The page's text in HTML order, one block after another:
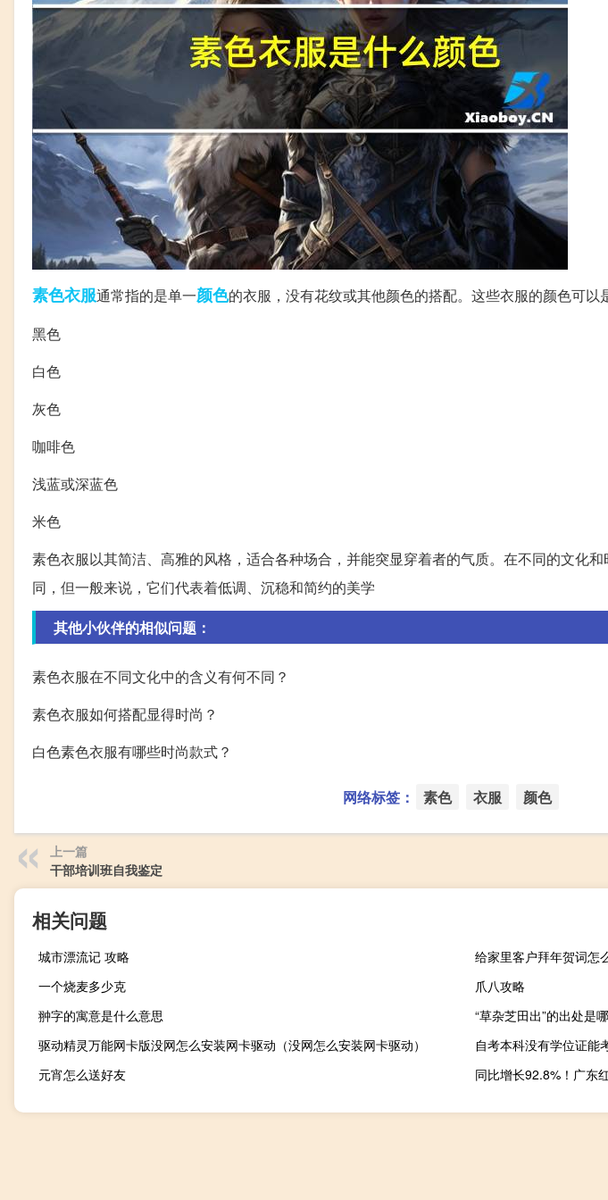
素色衣服通常指的是单一颜色的衣服，没有花纹或其他颜色的搭配。这些衣服的颜色可以
黑色
白色
灰色
咖啡色
浅蓝或深蓝色
米色
素色衣服以其简洁、高雅的风格，适合各种场合，并能突显穿着者的气质。在不同的文化
同，但一般来说，它们代表着低调、沉稳和简约的美学
其他小伙伴的相似问题：
素色衣服在不同文化中的含义有何不同？
素色衣服如何搭配显得时尚？
白色素色衣服有哪些时尚款式？
网络标签： 素色 衣服 颜色
上一篇
干部培训班自我鉴定
相关问题
城市漂流记 攻略
给家里客户拜年贺词怎
一个烧麦多少克
爪八攻略
翀字的寓意是什么意思
“草杂芝田出”的出处是
驱动精灵万能网卡版没网怎么安装网卡驱动（没网怎么安装网卡驱动）
自考本科没有学位证能
元宵怎么送好友
同比增长92.8%！广东